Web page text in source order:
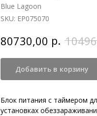
Blue Lagoon
SKU: EP075070
80730,00 р.
Добавить в корзину
Блок питания с таймером
установках